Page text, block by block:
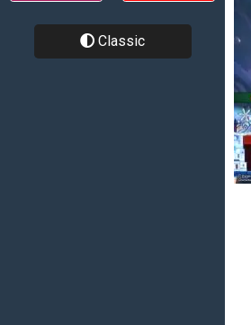
Classic